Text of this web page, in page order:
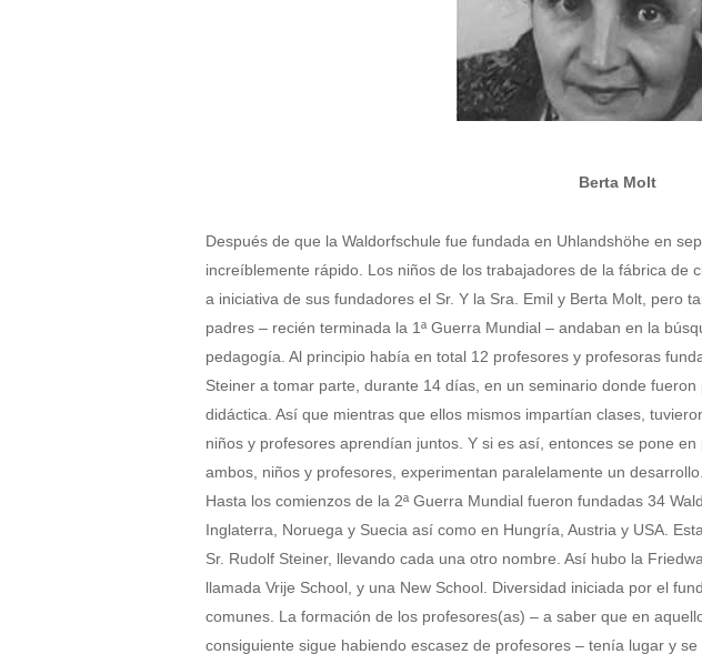
Berta Molt
Después de que la Waldorfschule fue fundada en Uhlandshöhe en
increíblemente rápido. Los niños de los trabajadores de la fábrica de
a iniciativa de sus fundadores el Sr. Y la Sra. Emil y Berta Molt, pero
padres – recién terminada la 1ª Guerra Mundial – andaban en la
pedagogía. Al principio había en total 12 profesores y profesoras
Steiner a tomar parte, durante 14 días, en un seminario donde
didáctica. Así que mientras que ellos mismos impartían clases,
niños y profesores aprendían juntos. Y si es así, entonces se pone
ambos, niños y profesores, experimentan paralelamente un desarrollo.
Hasta los comienzos de la 2ª Guerra Mundial fueron fundadas 34
Inglaterra, Noruega y Suecia así como en Hungría, Austria y USA.
Sr. Rudolf Steiner, llevando cada una otro nombre. Así hubo la
llamada Vrije School, y una New School. Diversidad iniciada por el
comunes. La formación de los profesores(as) – a saber que en
consiguiente sigue habiendo escasez de profesores – tenía lugar y